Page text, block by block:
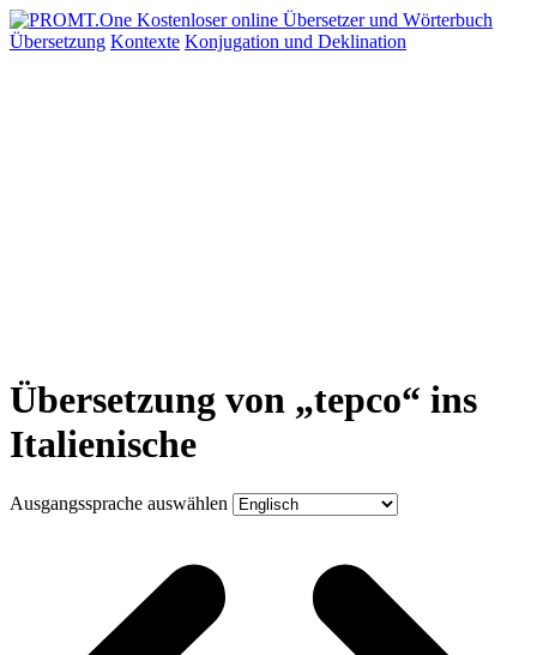
Übersetzung Kontexte Konjugation und Deklination
Übersetzung von „tepco“ ins
Italienische
Ausgangssprache auswählen